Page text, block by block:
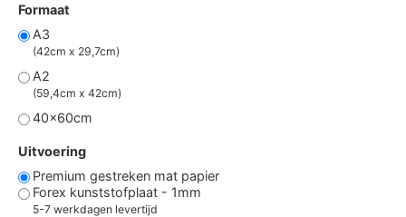
Formaat
A3
(42cm x 29,7cm)
A2
(59,4cm x 42cm)
40x60cm
Uitvoering
Premium gestreken mat papier
Forex kunststofplaat - 1mm
5-7 werkdagen levertijd